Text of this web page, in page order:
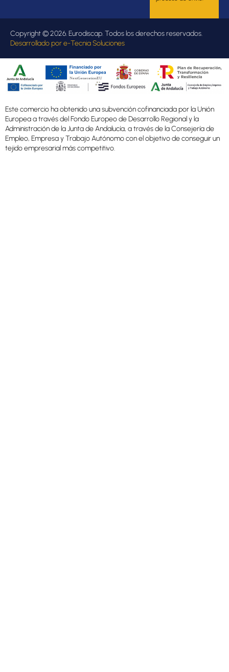
Copyright © 2026. Eurodiscap. Todos los derechos reservados.
Desarrollado pore-Tecnia Soluciones
Este comercio ha obtenido una subvención cofinanciada por la Unión
Europea a través del Fondo Europeo de Desarrollo Regional y la
Administración de la Junta de Andalucía, a través de la Consejería de
Empleo, Empresa y Trabajo Autónomo con el objetivo de conseguir un
tejido empresarial más competitivo.